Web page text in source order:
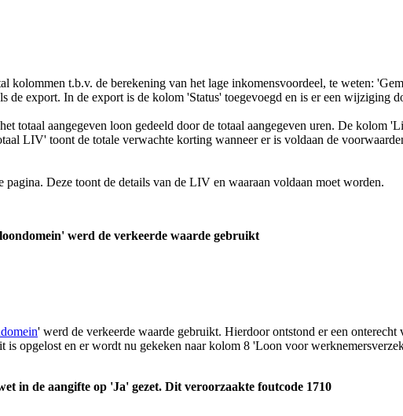
kolommen t.b.v. de berekening van het lage inkomensvoordeel, te weten:
export. In de export is de kolom 'Status' toegevoegd en is er een wijziging
totaal aangegeven loon gedeeld door de totaal aangegeven uren. De
LIV' toont de totale verwachte korting wanneer er is voldaan de
Deze toont de details van de LIV en waaraan voldaan moet worden.
werd de verkeerde waarde gebruikt
' werd de verkeerde waarde gebruikt. Hierdoor ontstond er een
opgelost en er wordt nu gekeken naar kolom 8 'Loon voor
in de aangifte op 'Ja' gezet. Dit veroorzaakte foutcode 1710